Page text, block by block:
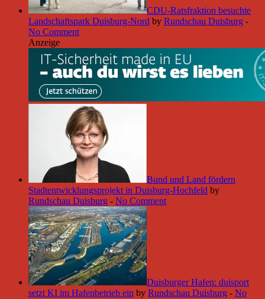
CDU-Ratsfraktion besuchte
Landschaftspark Duisburg-Nord by Rundschau Duisburg -
No Comment
Anzeige
Bund und Land fördern
Stadtentwicklungsprojekt in Duisburg-Hochfeld by
Rundschau Duisburg - No Comment
Duisburger Hafen: duisport
setzt KI im Hafenbetrieb ein by Rundschau Duisburg - No